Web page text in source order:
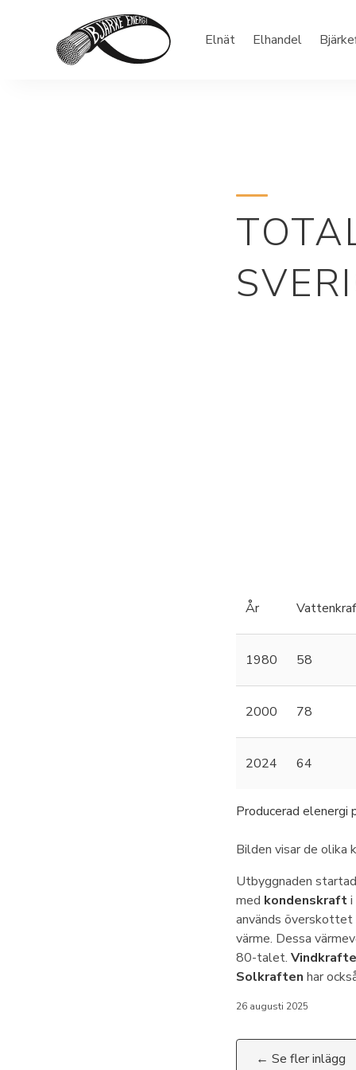
Elnät Elhandel
År
1980 58
2000 78
2024 64
Producerad
Bilden visar de olika
Utbyggnaden
med kondenskrafti
används överskottet
värme. Dessa
80-talet.
Solkraften har
26 augusti 2025
← Se fler inlägg